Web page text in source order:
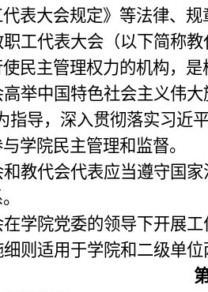
代表大会规定》等法律、
工代表大会（以下简称教
民主管理权力的机构，
举中国特色社会主义伟大
指导，深入贯彻落实习近
学院民主管理和监督。
教代会代表应当遵守国家
学院党委的领导下开展工
则适用于学院和二级单位